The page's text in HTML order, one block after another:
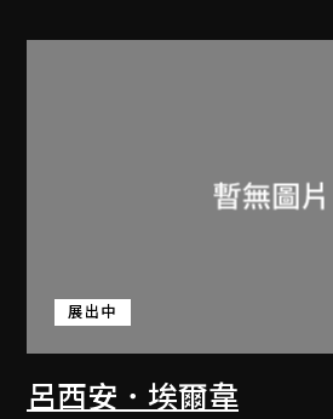
呂西安．埃爾韋
展出中